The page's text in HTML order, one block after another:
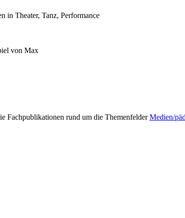
in Theater, Tanz, Performance
von Max
Fachpublikationen rund um die ThemenfelderMedien/